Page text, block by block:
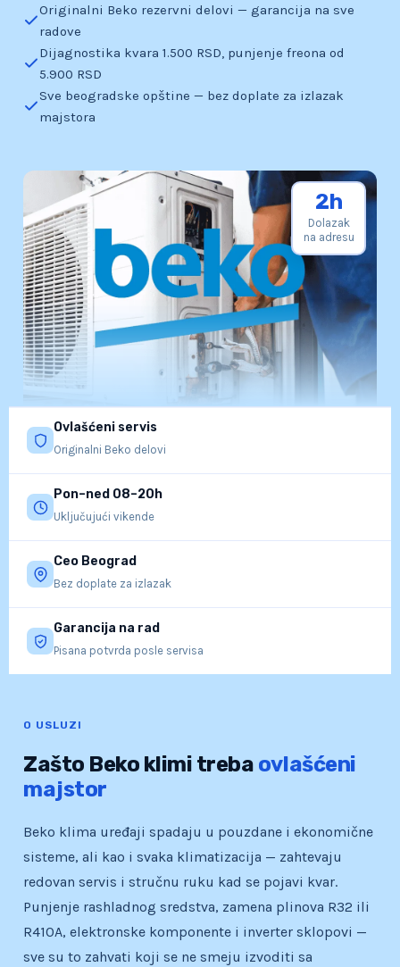
Originalni Beko rezervni delovi — garancija na sve
radove
Dijagnostika kvara 1.500 RSD, punjenje freona od
5.900 RSD
Sve beogradske opštine — bez doplate za izlazak
majstora
2h
Dolazak
na adresu
Ovlašćeni servis
Originalni Beko delovi
Pon–ned 08–20h
Uključujući vikende
Ceo Beograd
Bez doplate za izlazak
Garancija na rad
Pisana potvrda posle servisa
O USLUZI
Zašto Beko klimi treba ovlašćeni
majstor
Beko klima uređaji spadaju u pouzdane i ekonomične
sisteme, ali kao i svaka klimatizacija — zahtevaju
redovan servis i stručnu ruku kad se pojavi kvar.
Punjenje rashladnog sredstva, zamena plinova R32 ili
R410A, elektronske komponente i inverter sklopovi —
sve su to zahvati koji se ne smeju izvoditi sa